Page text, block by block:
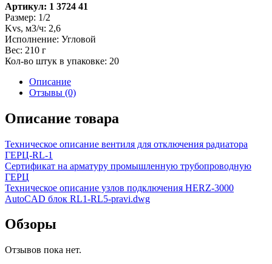
Артикул: 1 3724 41
Размер: 1/2
Kvs, м3/ч: 2,6
Исполнение: Угловой
Вес: 210 г
Кол-во штук в упаковке: 20
Описание
Отзывы (0)
Описание товара
Техническое описание вентиля для отключения радиатора
ГЕРЦ-RL-1
Сертификат на арматуру промышленную трубопроводную
ГЕРЦ
Техническое описание узлов подключения HERZ-3000
AutoCAD блок RL1-RL5-pravi.dwg
Обзоры
Отзывов пока нет.